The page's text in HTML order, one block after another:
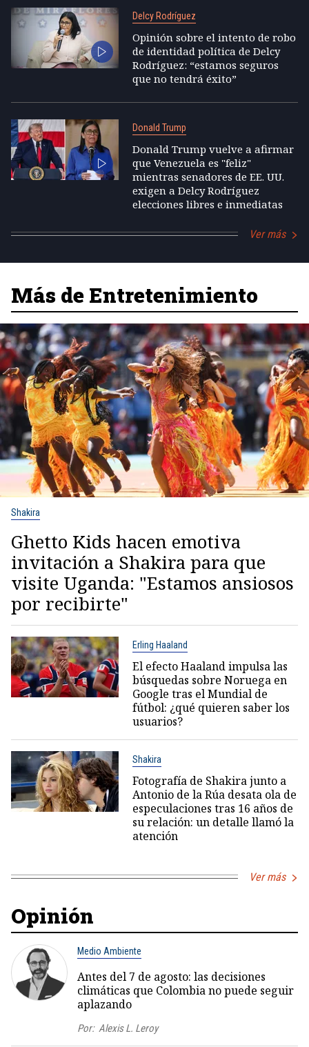
Delcy Rodríguez
Opinión sobre el intento de robo
de identidad política de Delcy
Rodríguez: “estamos seguros
que no tendrá éxito”
Donald Trump
Donald Trump vuelve a afirmar
que Venezuela es "feliz"
mientras senadores de EE. UU.
exigen a Delcy Rodríguez
elecciones libres e inmediatas
Ver más
Más de Entretenimiento
Shakira
Ghetto Kids hacen emotiva
invitación a Shakira para que
visite Uganda: "Estamos ansiosos
por recibirte"
Erling Haaland
El efecto Haaland impulsa las
búsquedas sobre Noruega en
Google tras el Mundial de
fútbol: ¿qué quieren saber los
usuarios?
Shakira
Fotografía de Shakira junto a
Antonio de la Rúa desata ola de
especulaciones tras 16 años de
su relación: un detalle llamó la
atención
Ver más
Opinión
Medio Ambiente
Antes del 7 de agosto: las decisiones
climáticas que Colombia no puede seguir
aplazando
Por: Alexis L. Leroy